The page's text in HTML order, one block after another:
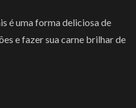
é uma forma deliciosa de
e fazer sua carne brilhar de